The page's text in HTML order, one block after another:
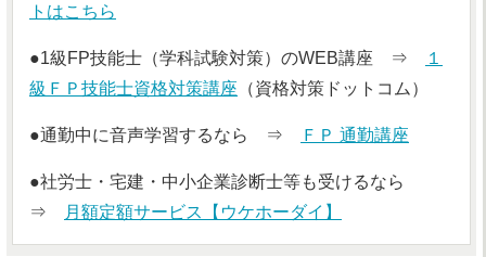
トはこちら
●1級FP技能士（学科試験対策）のWEB講座 ⇒
１
級ＦＰ技能士資格対策講座 （資格対策ドットコム）
●通勤中に音声学習するなら ⇒ ＦＰ 通勤講座
●社労士・宅建・中小企業診断士等も受けるなら
⇒
月額定額サービス【ウケホーダイ】